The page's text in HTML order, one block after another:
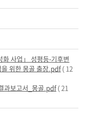
화 사업」 성평등-기후변
을 위한 몽골 출장.pdf( 12
과보고서_몽골.pdf( 21